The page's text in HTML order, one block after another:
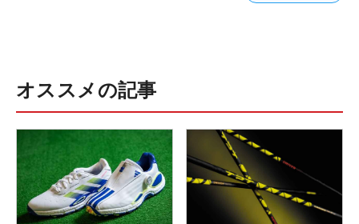
オススメの記事